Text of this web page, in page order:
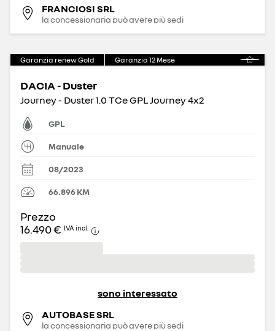
FRANCIOSI SRL
la concessionaria può avere più sedi
Garanzia renew Gold Garanzia 12Mese
DACIA - Duster
Journey - Duster 1.0 TCe GPL Journey 4x2
GPL
Manuale
08/2023
66.896KM
Prezzo
16.490 € IVA incl.
sono interessato
AUTOBASE SRL
la concessionaria può avere più sedi